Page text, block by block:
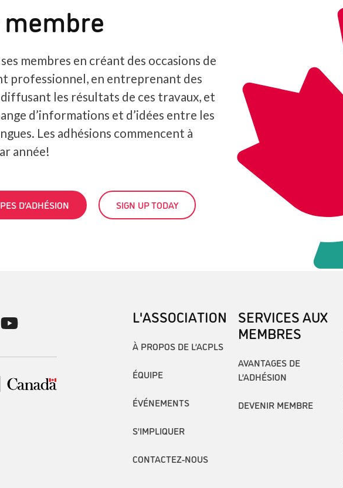
ses membres en créant des occasions de
professionnel, en entreprenant des
les résultats de ces travaux, et
d’informations et d’idées entre les
Les adhésions commencent à
année!
D’ADHÉSION SIGN UP TODAY
L'ASSOCIATION
À PROPOS DE L’ACPLS
ÉQUIPE
ÉVÉNEMENTS
S’IMPLIQUER
CONTACTEZ-NOUS
SERVICES AUX
MEMBRES
AVANTAGES DE
L’ADHÉSION
DEVENIR MEMBRE